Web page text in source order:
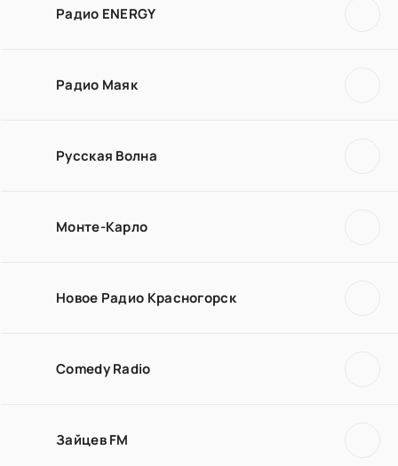
Радио ENERGY
Радио Маяк
Русская Волна
Монте-Карло
Новое Радио Красногорск
Comedy Radio
Зайцев FM